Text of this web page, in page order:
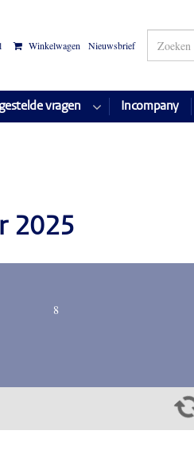
Winkelwagen Nieuwsbrief
vragen Incompany
2025
8